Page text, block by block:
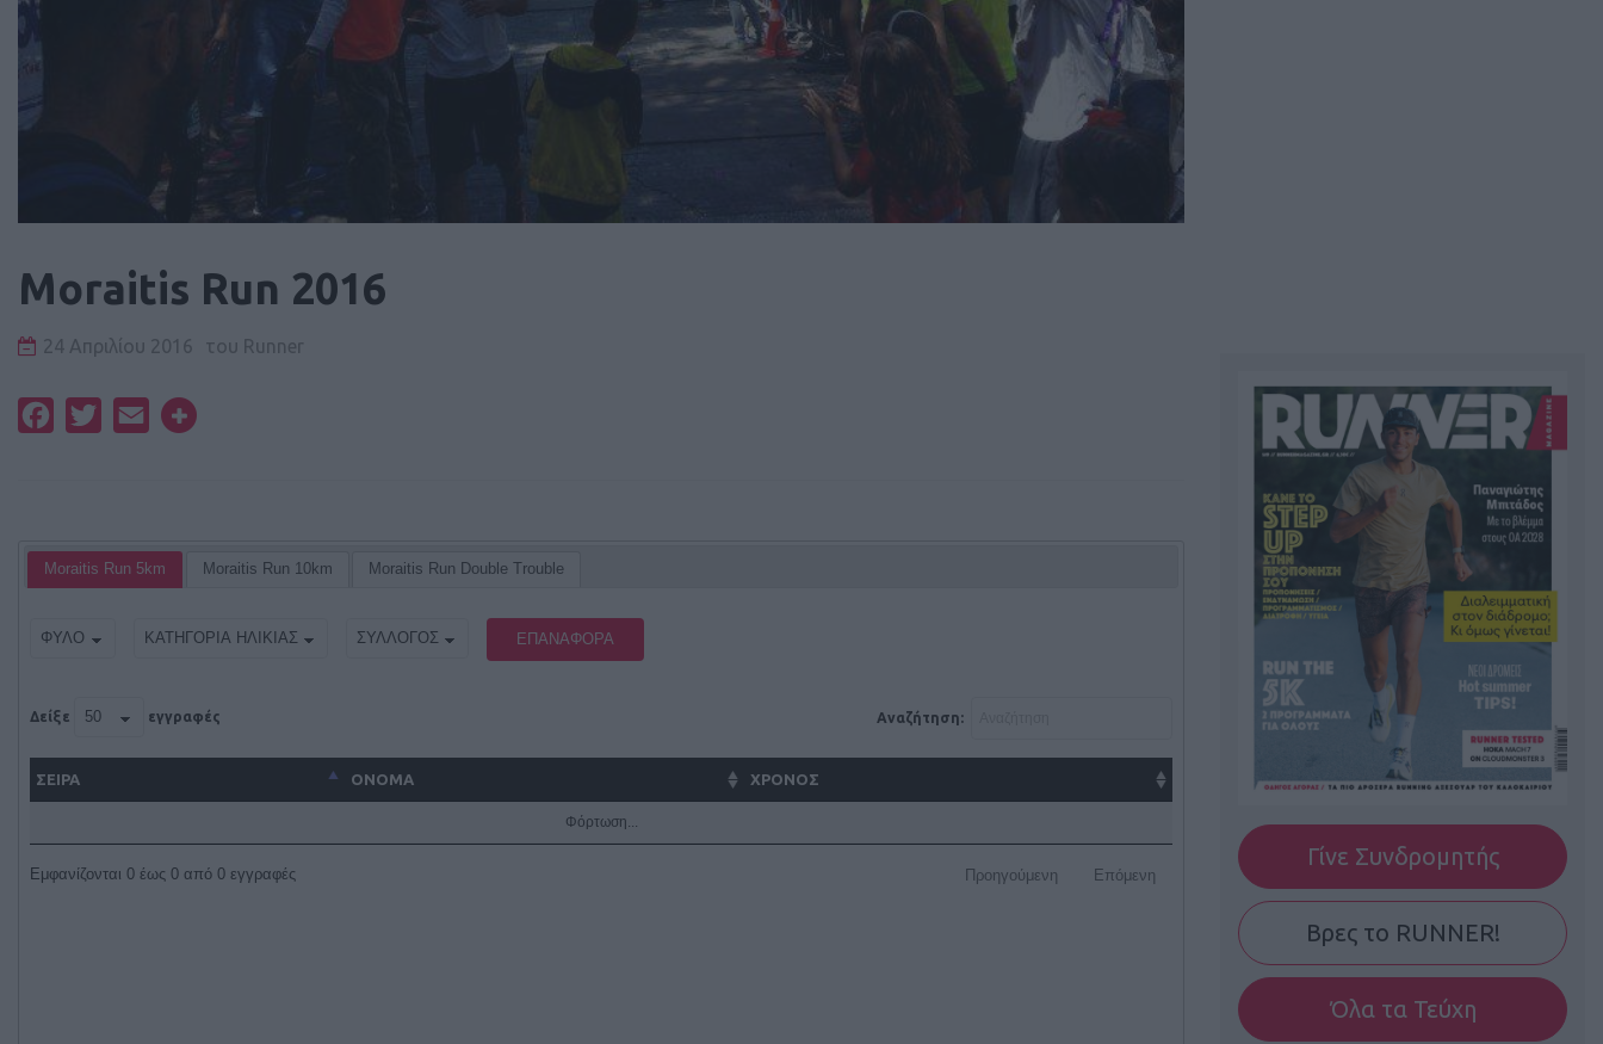
Moraitis Run 2016
24 Απριλίου 2016 του Runner
FacebookTwitterEmail
Moraitis Run 5km Moraitis Run 10km Moraitis Run Double Trouble
ΕΠΑΝΑΦΟΡΆ
Δείξε εγγραφές Αναζήτηση:
ΣΕΙΡΑ ΌΝΟΜΑ ΧΡΟΝΟΣ
Φόρτωση...
Εμφανίζονται 0 έως 0 από 0 εγγραφές Προηγούμενη Επόμενη
Γίνε Συνδρομητής
Βρες το RUNNER!
Όλα τα Τεύχη